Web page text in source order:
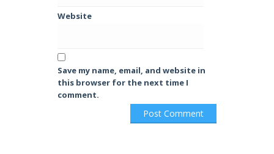
Website
Save my name, email, and website in
this browser for the next time I
comment.